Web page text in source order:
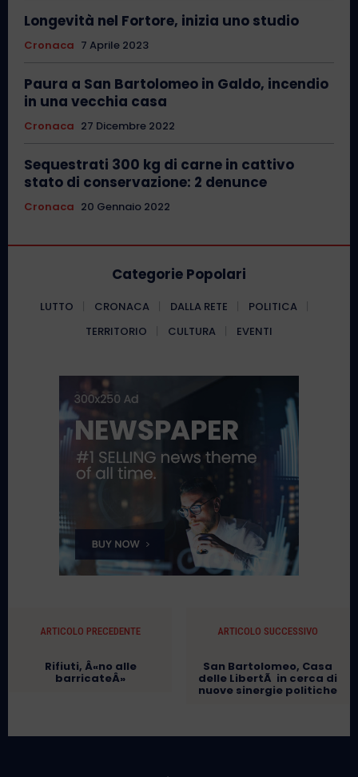
Longevità nel Fortore, inizia uno studio
Cronaca 7 Aprile 2023
Paura a San Bartolomeo in Galdo, incendio
in una vecchia casa
Cronaca 27 Dicembre 2022
Sequestrati 300 kg di carne in cattivo
stato di conservazione: 2 denunce
Cronaca 20 Gennaio 2022
Categorie Popolari
LUTTO CRONACA DALLA RETE
POLITICA
TERRITORIO
CULTURA EVENTI
ARTICOLO PRECEDENTE
Rifiuti, Â«no alle
barricateÂ»
ARTICOLO SUCCESSIVO
San Bartolomeo, Casa
delle LibertÃ in cerca di
nuove sinergie politiche